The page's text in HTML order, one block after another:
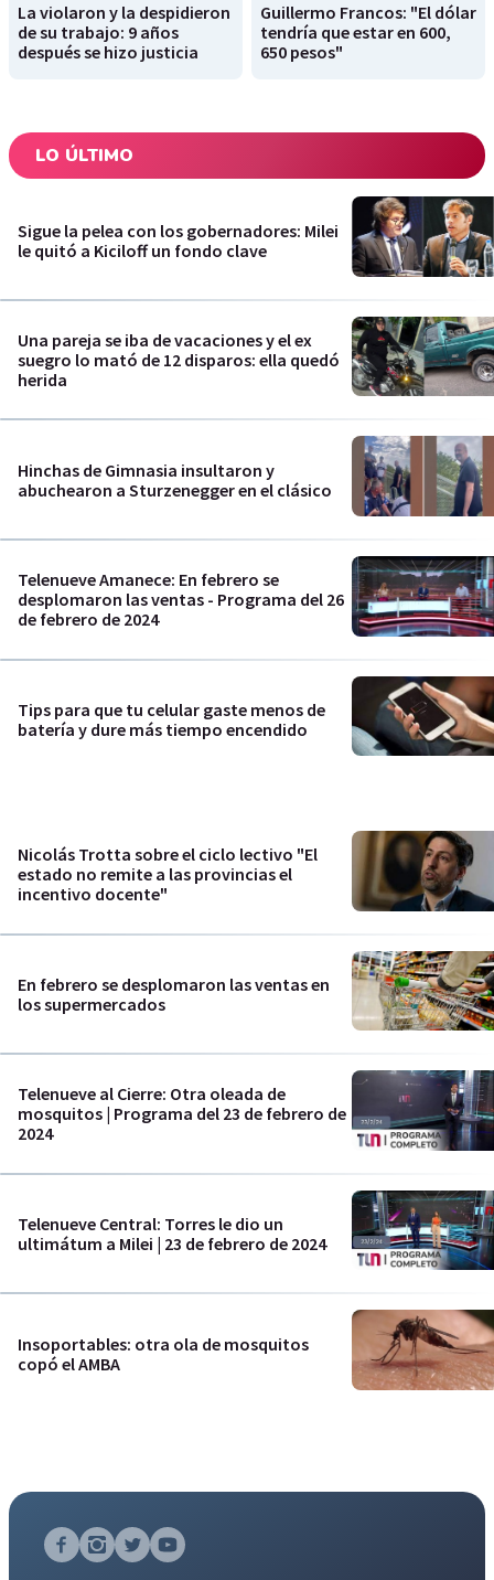
La violaron y la despidieron
de su trabajo: 9 años
después se hizo justicia
Guillermo Francos: "El dólar
tendría que estar en 600,
650 pesos"
LO ÚLTIMO
Sigue la pelea con los gobernadores: Milei
le quitó a Kiciloff un fondo clave
Una pareja se iba de vacaciones y el ex
suegro lo mató de 12 disparos: ella quedó
herida
Hinchas de Gimnasia insultaron y
abuchearon a Sturzenegger en el clásico
Telenueve Amanece: En febrero se
desplomaron las ventas - Programa del 26
de febrero de 2024
Tips para que tu celular gaste menos de
batería y dure más tiempo encendido
Nicolás Trotta sobre el ciclo lectivo "El
estado no remite a las provincias el
incentivo docente"
En febrero se desplomaron las ventas en
los supermercados
Telenueve al Cierre: Otra oleada de
mosquitos | Programa del 23 de febrero de
2024
Telenueve Central: Torres le dio un
ultimátum a Milei | 23 de febrero de 2024
Insoportables: otra ola de mosquitos
copó el AMBA